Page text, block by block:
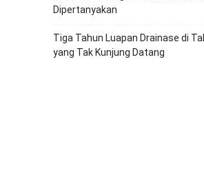
Dipertanyakan
Tiga Tahun Luapan Drainase di
yang Tak Kunjung Datang